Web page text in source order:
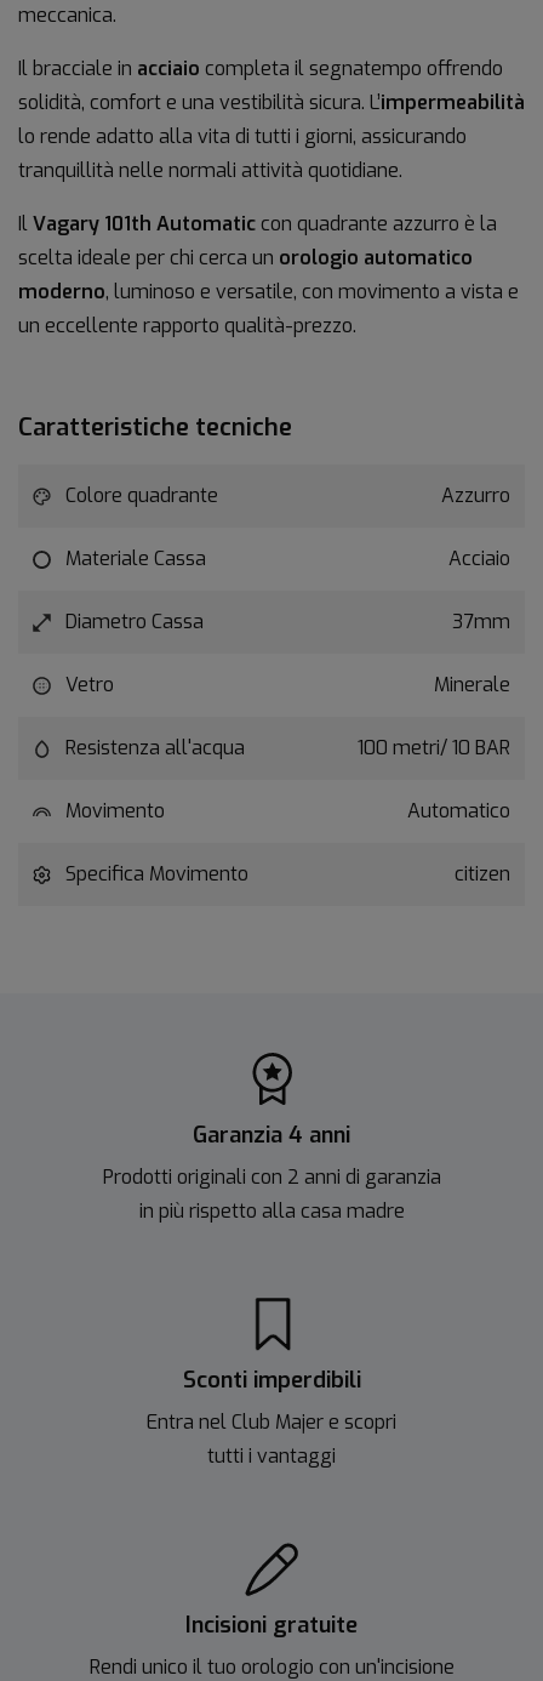
meccanica.
Il bracciale in acciaio completa il segnatempo offrendo
solidità, comfort e una vestibilità sicura. L’impermeabilità
lo rende adatto alla vita di tutti i giorni, assicurando
tranquillità nelle normali attività quotidiane.
IlVagary 101th Automaticcon quadrante azzurro è la
scelta ideale per chi cerca un orologio automatico
moderno, luminoso e versatile, con movimento a vista e
un eccellente rapporto qualità-prezzo.
Caratteristiche tecniche
Colore quadrante Azzurro
Materiale Cassa Acciaio
Diametro Cassa 37mm
Vetro Minerale
Resistenza all'acqua 100 metri/ 10 BAR
Movimento Automatico
Specifica Movimento citizen
Garanzia 4 anni
Prodotti originali con 2 anni di garanzia
in più rispetto alla casa madre
Sconti imperdibili
Entra nel Club Majer e scopri
tutti i vantaggi
Incisioni gratuite
Rendi unico il tuo orologio con un'incisione